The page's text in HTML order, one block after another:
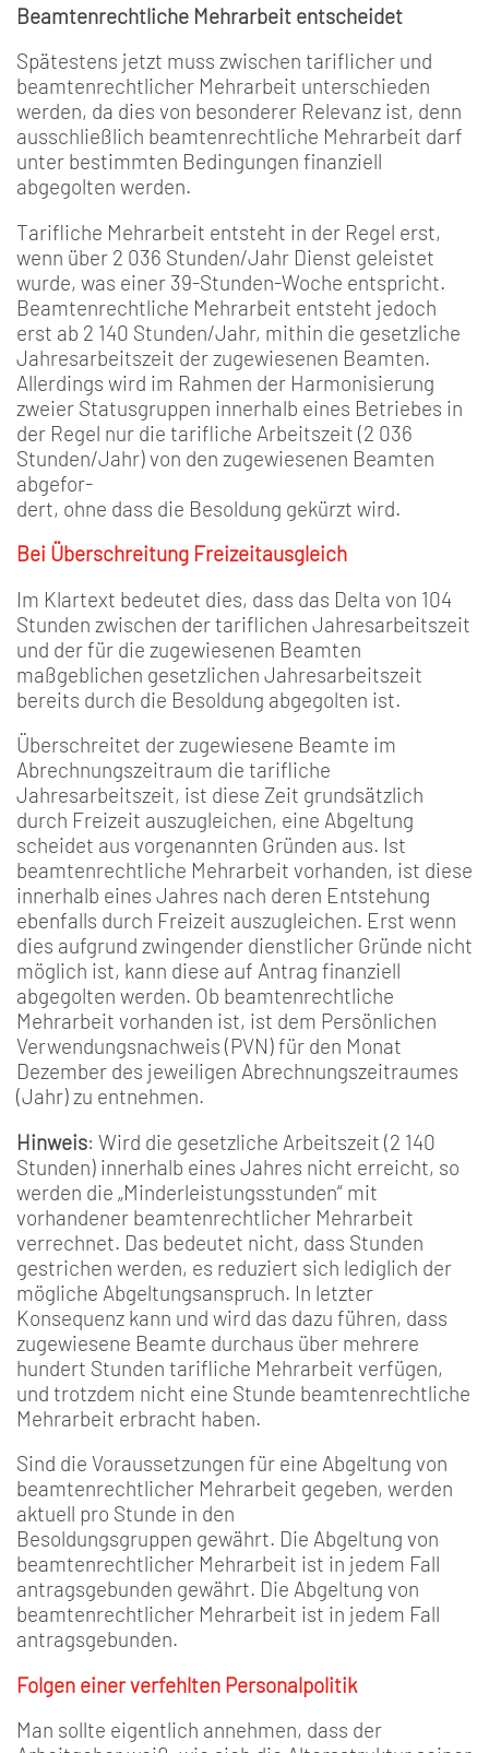
Beamtenrechtliche Mehrarbeit entscheidet
Spätestens jetzt muss zwischen tariflicher und
beamtenrechtlicher Mehrarbeit unterschieden
werden, da dies von besonderer Relevanz ist, denn
ausschließlich beamtenrechtliche Mehrarbeit darf
unter bestimmten Bedingungen finanziell
abgegolten werden.
Tarifliche Mehrarbeit entsteht in der Regel erst,
wenn über 2 036 Stunden/Jahr Dienst geleistet
wurde, was einer 39-Stunden-Woche entspricht.
Beamtenrechtliche Mehrarbeit entsteht jedoch
erst ab 2 140 Stunden/Jahr, mithin die gesetzliche
Jahresarbeitszeit der zugewiesenen Beamten.
Allerdings wird im Rahmen der Harmonisierung
zweier Statusgruppen innerhalb eines Betriebes in
der Regel nur die tarifliche Arbeitszeit (2 036
Stunden/Jahr) von den zugewiesenen Beamten
abgefor-
dert, ohne dass die Besoldung gekürzt wird.
Bei Überschreitung Freizeitausgleich
Im Klartext bedeutet dies, dass das Delta von 104
Stunden zwischen der tariflichen Jahresarbeitszeit
und der für die zugewiesenen Beamten
maßgeblichen gesetzlichen Jahresarbeitszeit
bereits durch die Besoldung abgegolten ist.
Überschreitet der zugewiesene Beamte im
Abrechnungszeitraum die tarifliche
Jahresarbeitszeit, ist diese Zeit grundsätzlich
durch Freizeit auszugleichen, eine Abgeltung
scheidet aus vorgenannten Gründen aus. Ist
beamtenrechtliche Mehrarbeit vorhanden, ist diese
innerhalb eines Jahres nach deren Entstehung
ebenfalls durch Freizeit auszugleichen. Erst wenn
dies aufgrund zwingender dienstlicher Gründe nicht
möglich ist, kann diese auf Antrag finanziell
abgegolten werden. Ob beamtenrechtliche
Mehrarbeit vorhanden ist, ist dem Persönlichen
Verwendungsnachweis (PVN) für den Monat
Dezember des jeweiligen Abrechnungszeitraumes
(Jahr) zu entnehmen.
Hinweis: Wird die gesetzliche Arbeitszeit (2 140
Stunden) innerhalb eines Jahres nicht erreicht, so
werden die „Minderleistungsstunden“ mit
vorhandener beamtenrechtlicher Mehrarbeit
verrechnet. Das bedeutet nicht, dass Stunden
gestrichen werden, es reduziert sich lediglich der
mögliche Abgeltungsanspruch. In letzter
Konsequenz kann und wird das dazu führen, dass
zugewiesene Beamte durchaus über mehrere
hundert Stunden tarifliche Mehrarbeit verfügen,
und trotzdem nicht eine Stunde beamtenrechtliche
Mehrarbeit erbracht haben.
Sind die Voraussetzungen für eine Abgeltung von
beamtenrechtlicher Mehrarbeit gegeben, werden
aktuell pro Stunde in den
Besoldungsgruppen gewährt. Die Abgeltung von
beamtenrechtlicher Mehrarbeit ist in jedem Fall
antragsgebunden gewährt. Die Abgeltung von
beamtenrechtlicher Mehrarbeit ist in jedem Fall
antragsgebunden.
Folgen einer verfehlten Personalpolitik
Man sollte eigentlich annehmen, dass der